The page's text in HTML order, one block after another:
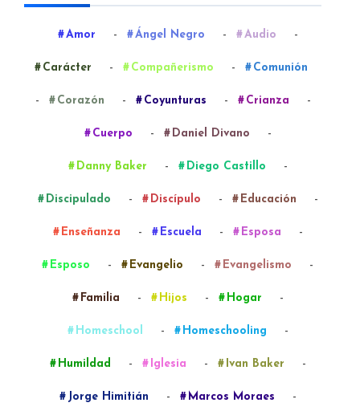
Amor - Ángel Negro - Audio -
Carácter - Compañerismo - Comunión
- Corazón - Coyunturas - Crianza -
Cuerpo - Daniel Divano -
Danny Baker - Diego Castillo -
Discipulado - Discípulo - Educación -
Enseñanza - Escuela - Esposa -
Esposo - Evangelio - Evangelismo -
Familia - Hijos - Hogar -
Homeschool - Homeschooling -
Humildad - Iglesia - Ivan Baker -
Jorge Himitián - Marcos Moraes -